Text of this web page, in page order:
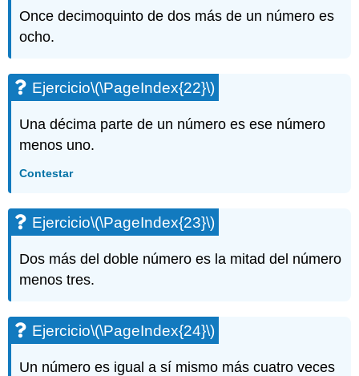
Once decimoquinto de dos más de un número es
ocho.
Ejercicio\(\PageIndex{22}\)
Una décima parte de un número es ese número
menos uno.
Contestar
Ejercicio\(\PageIndex{23}\)
Dos más del doble número es la mitad del número
menos tres.
Ejercicio\(\PageIndex{24}\)
Un número es igual a sí mismo más cuatro veces